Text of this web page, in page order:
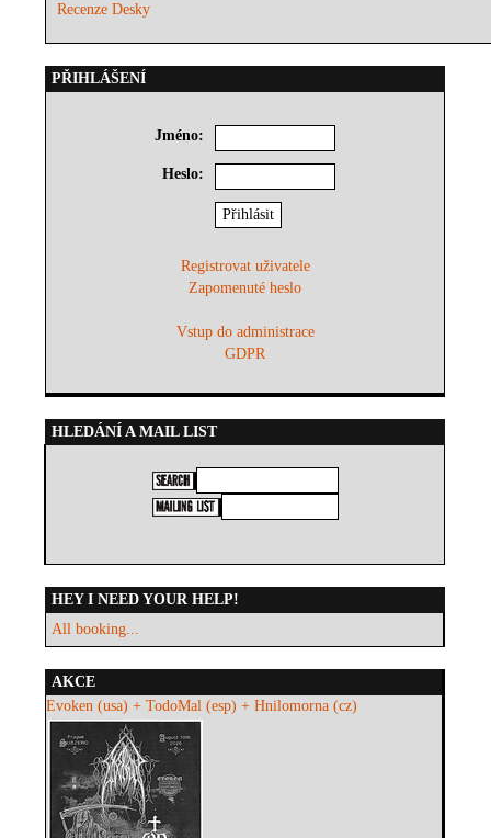
Recenze Desky
PŘIHLÁŠENÍ
Jméno:
Heslo:
Registrovat uživatele
Zapomenuté heslo
Vstup do administrace
GDPR
HLEDÁNÍ A MAIL LIST
HEY I NEED YOUR HELP!
All booking...
AKCE
Evoken (usa) + TodoMal (esp) + Hnilomorna (cz)